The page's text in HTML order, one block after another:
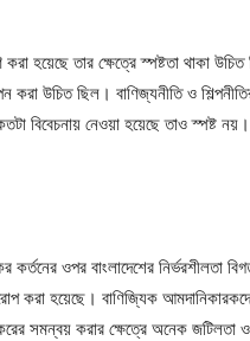
হয়েছে তার ক্ষেত্রে স্পষ্টতা থাকা
করা উচিত ছিল। বাণিজ্যনীতি ও
বিবেচনায় নেওয়া হয়েছে তাও স্পষ্ট
ওপর বাংলাদেশের নির্ভরশীলতা
করা হয়েছে। বাণিজ্যিক
সমন্বয় করার ক্ষেত্রে অনেক জটিলতা